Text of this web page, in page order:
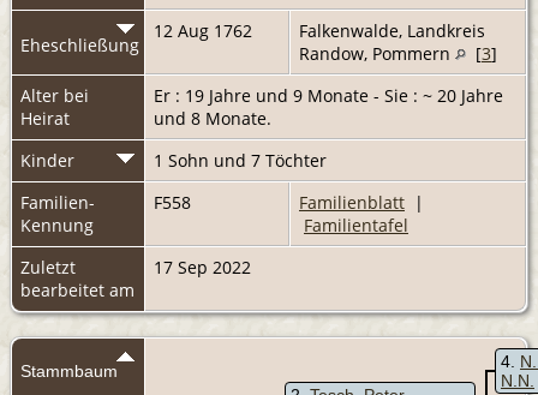
Eheschließung
12 Aug 1762
Falkenwalde, Landkreis
Randow, Pommern
[3]
Alter bei
Heirat
Er : 19 Jahre und 9 Monate - Sie : ~ 20 Jahre
und 8 Monate.
Kinder
1 Sohn und 7 Töchter
Familien-
Kennung
F558 Familienblatt |
Familientafel
Zuletzt
bearbeitet am
17 Sep 2022
Stammbaum 4
N.N.